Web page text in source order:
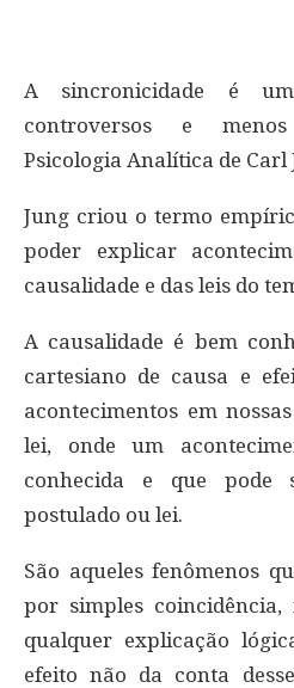
A sincronicidade é
controversos e
Psicologia Analítica de Carl
Jung criou o termo
poder explicar
causalidade e das leis do
A causalidade é bem
cartesiano de causa e
acontecimentos em
lei, onde um
conhecida e que pode
postulado ou lei.
São aqueles fenômenos
por simples coincidência,
qualquer explicação
efeito não da conta